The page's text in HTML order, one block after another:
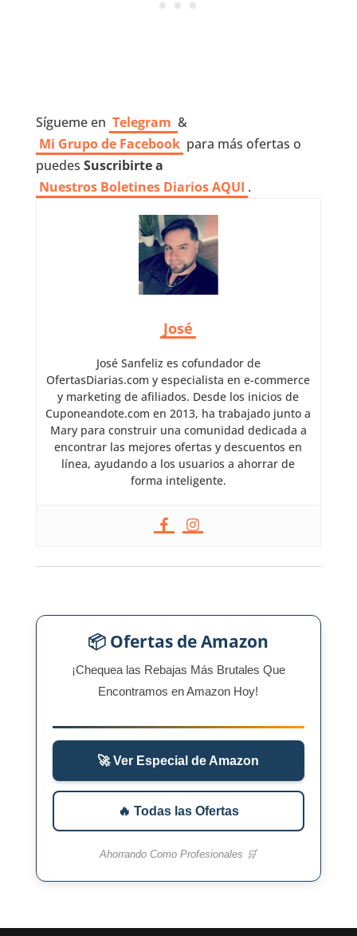
Sígueme en Telegram &
Mi Grupo de Facebook para más ofertas o
puedes Suscribirte a
Nuestros Boletines Diarios AQUI .
José
José Sanfeliz es cofundador de
OfertasDiarias.com y especialista en e-commerce
y marketing de afiliados. Desde los inicios de
Cuponeandote.com en 2013, ha trabajado junto a
Mary para construir una comunidad dedicada a
encontrar las mejores ofertas y descuentos en
línea, ayudando a los usuarios a ahorrar de
forma inteligente.
📦 Ofertas de Amazon
¡Chequea las Rebajas Más Brutales Que
Encontramos en Amazon Hoy!
🚀 Ver Especial de Amazon
🔥 Todas las Ofertas
Ahorrando Como Profesionales 🛒